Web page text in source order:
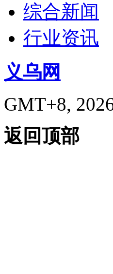
综合新闻
行业资讯
义乌网
GMT+8,
返回顶部